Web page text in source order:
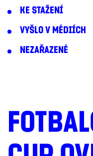
KE STAŽENÍ
VYŠLO V MÉDIÍCH
NEZAŘAZENÉ